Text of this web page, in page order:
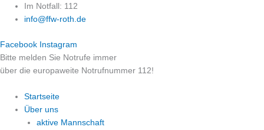
Zum
Inhalt
Im Notfall: 112
info@ffw-roth.de
Facebook Instagram
Bitte melden Sie Notrufe immer
über die europaweite Notrufnummer 112!
Startseite
Über uns
aktive Mannschaft